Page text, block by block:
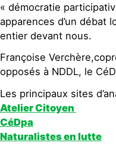
« démocratie
apparences d’un débat
entier devant nous.
Françoise
opposés à NDDL, le
Les principaux sites
Atelier Citoyen
CéDpa
Naturalistes en lutte